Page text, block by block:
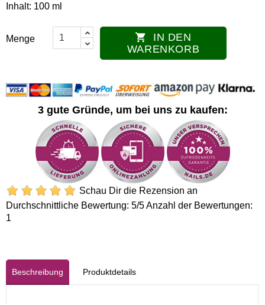
Inhalt: 100 ml
Menge 
WARENKORB
3 gute Gründe, um bei uns zu kaufen:
Schau Dir die Rezension an
Durchschnittliche Bewertung: 5/5 Anzahl der Bewertungen:
1
Beschreibung Produktdetails